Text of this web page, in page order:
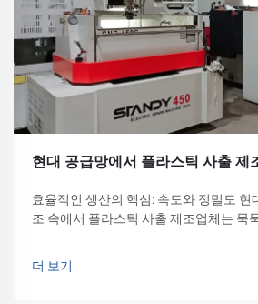
현대 공급망에서 플라스틱 사출 제
효율적인 생산의 핵심: 속도와 정밀도 현
조 속에서 플라스틱 사출 제조업체는 묵
더 보기